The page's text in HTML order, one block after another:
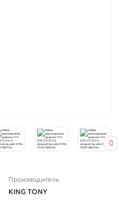
Производитель
KING TONY